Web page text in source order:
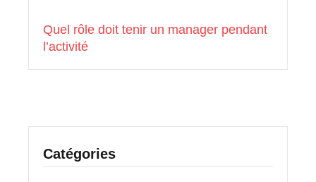
Quel rôle doit tenir un manager pendant
l’activité
Catégories